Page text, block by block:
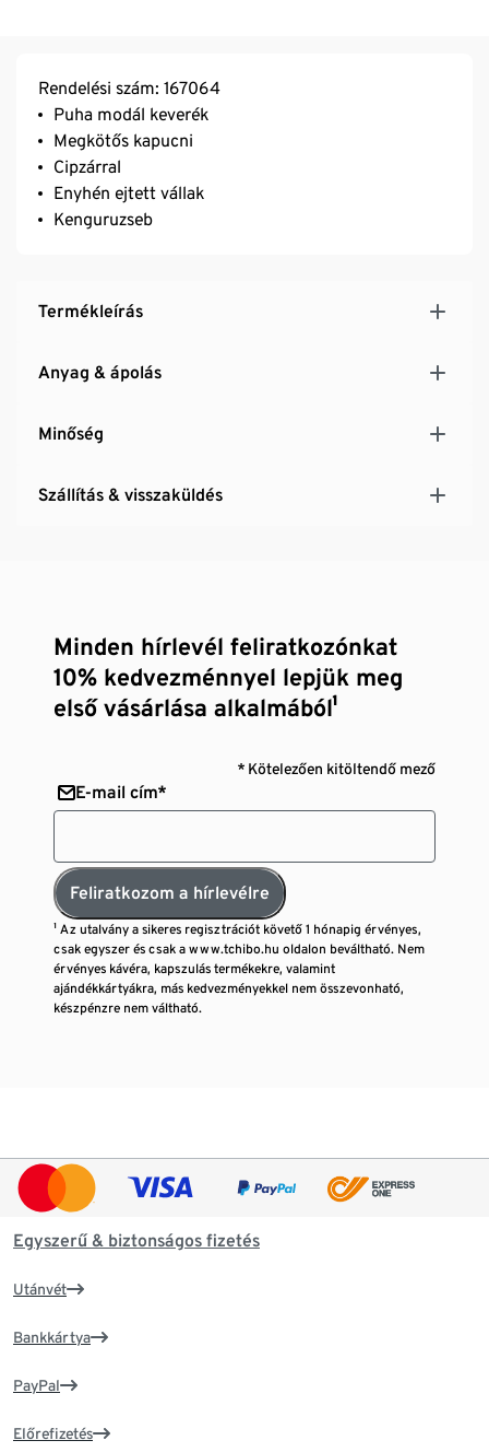
Rendelési szám: 167064
Puha modál keverék
Megkötős kapucni
Cipzárral
Enyhén ejtett vállak
Kenguruzseb
Termékleírás
Anyag & ápolás
Minőség
Szállítás & visszaküldés
Minden hírlevél feliratkozónkat
10% kedvezménnyel lepjük meg
első vásárlása alkalmából¹
* Kötelezően kitöltendő mező
E-mail cím*
Feliratkozom a hírlevélre
¹ Az utalvány a sikeres regisztrációt követő 1 hónapig érvényes,
csak egyszer és csak a www.tchibo.hu oldalon beváltható. Nem
érvényes kávéra, kapszulás termékekre, valamint
ajándékkártyákra, más kedvezményekkel nem összevonható,
készpénzre nem váltható.
Egyszerű & biztonságos fizetés
Utánvét
Bankkártya
PayPal
Előrefizetés